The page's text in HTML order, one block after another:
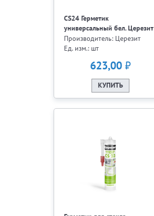
CS24 Герметик
универсальный бел. Церезит
280 мл
Производитель: Церезит
Ед. изм.: шт
623,00₽
КУПИТЬ